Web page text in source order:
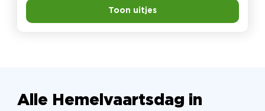
Toon uitjes
Alle Hemelvaartsdag in